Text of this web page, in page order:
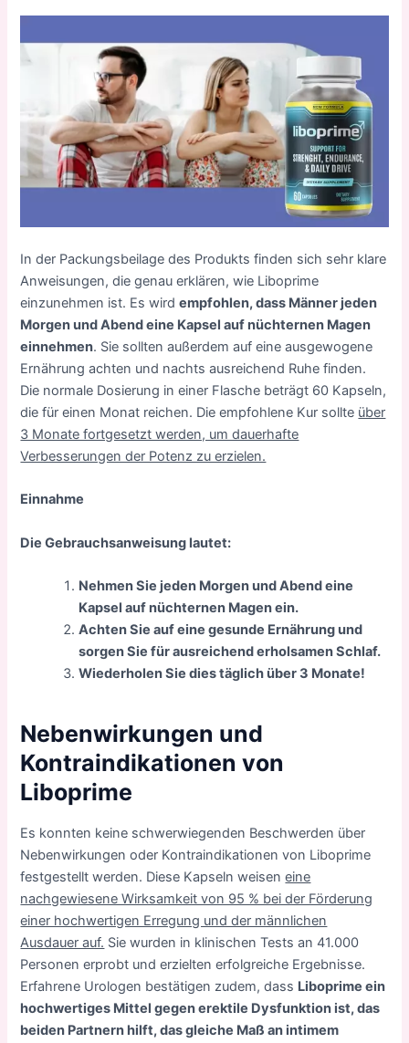
In der Packungsbeilage des Produkts finden sich sehr klare
Anweisungen, die genau erklären, wie Liboprime
einzunehmen ist. Es wirdempfohlen, dass Männer jeden
Morgen und Abend eine Kapsel auf nüchternen Magen
einnehmen. Sie sollten außerdem auf eine ausgewogene
Ernährung achten und nachts ausreichend Ruhe finden.
Die normale Dosierung in einer Flasche beträgt 60 Kapseln,
die für einen Monat reichen. Die empfohlene Kur sollte über
3 Monate fortgesetzt werden, um dauerhafte
Verbesserungen der Potenz zu erzielen.
Einnahme
Die Gebrauchsanweisung lautet:
Nehmen Sie jeden Morgen und Abend eine
Kapsel auf nüchternen Magen ein.
Achten Sie auf eine gesunde Ernährung und
sorgen Sie für ausreichend erholsamen Schlaf.
Wiederholen Sie dies täglich über 3 Monate!
Nebenwirkungen und
Kontraindikationen von
Liboprime
Es konnten keine schwerwiegenden Beschwerden über
Nebenwirkungen oder Kontraindikationen von Liboprime
festgestellt werden. Diese Kapseln weiseneine
nachgewiesene Wirksamkeit von 95 % bei der Förderung
einer hochwertigen Erregung und der männlichen
Ausdauer auf. Sie wurden in klinischen Tests an 41.000
Personen erprobt und erzielten erfolgreiche Ergebnisse.
Erfahrene Urologen bestätigen zudem, dass Liboprime ein
hochwertiges Mittel gegen erektile Dysfunktion ist, das
beiden Partnern hilft, das gleiche Maß an intimem